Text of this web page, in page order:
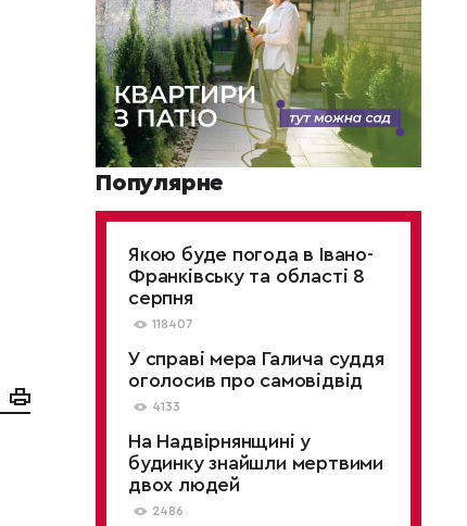
Популярне
Якою буде погода в Івано-
Франківську та області 8
серпня
118407
У справі мера Галича суддя
оголосив про самовідвід
4133
На Надвірнянщині у
будинку знайшли мертвими
двох людей
2486